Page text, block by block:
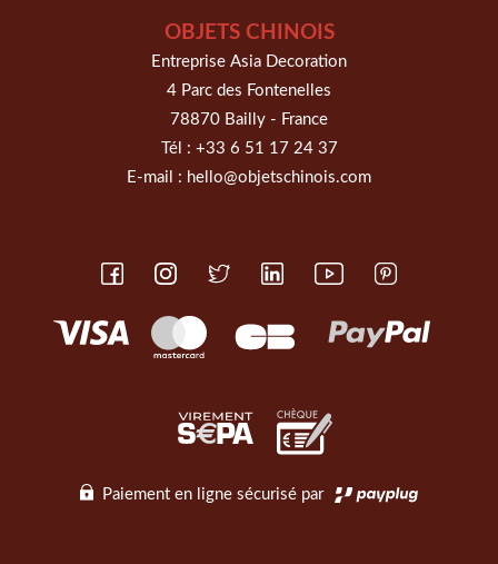
OBJETS CHINOIS
Entreprise Asia Decoration
4 Parc des Fontenelles
78870 Bailly - France
Tél : +33 6 51 17 24 37
E-mail : hello@objetschinois.com
Paiement en ligne sécurisé par